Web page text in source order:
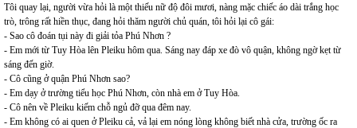
Tôi quay lại, người vừa hỏi là một thiếu nữ độ đôi mươi, nàng mặc chiếc áo dài trắng học
trò, trông rất hiền thục, đang hỏi thăm người chủ quán, tôi hỏi lại cô gái:
- Sao cô đoán tụi này đi giải tỏa Phú Nhơn ?
- Em mới từ Tuy Hòa lên Pleiku hôm qua. Sáng nay đáp xe đò vô quận, không ngờ kẹt từ
sáng đến giờ.
- Cô cũng ở quận Phú Nhơn sao?
- Em dạy ở trường tiểu học Phú Nhơn, còn nhà em ở Tuy Hòa.
- Cô nên về Pleiku kiếm chỗ ngủ đỡ qua đêm nay.
- Em không có ai quen ở Pleiku cả, vả lại em nóng lòng không biết nhà cửa, trường ốc ra